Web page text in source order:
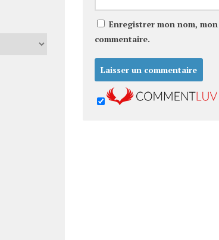
Enregistrer mon nom,
commentaire.